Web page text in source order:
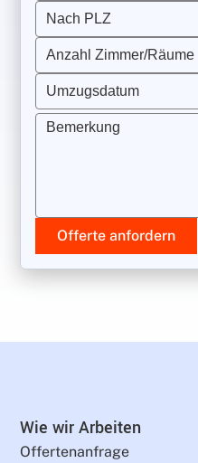
Nach PLZ
Anzahl Zimmer/Räume
Umzugsdatum
Bemerkung
Offerte anfordern
Wie wir Arbeiten
Offertenanfrage